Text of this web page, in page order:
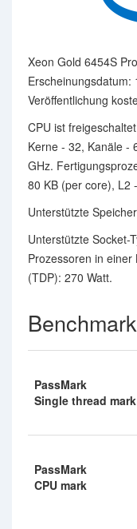
Xeon Gold 6454S
Veröffentlichung
CPU ist
Kerne - 32, Kanäle -
GHz.
80 KB (per core), L2
Unterstützte
Unterstützte Socket-
Prozessoren in
(TDP): 270 Watt.
PassMark
Single thread mark
PassMark
CPU mark